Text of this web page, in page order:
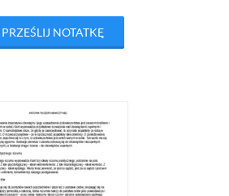
PRZEŚLIJ NOTATKĘ